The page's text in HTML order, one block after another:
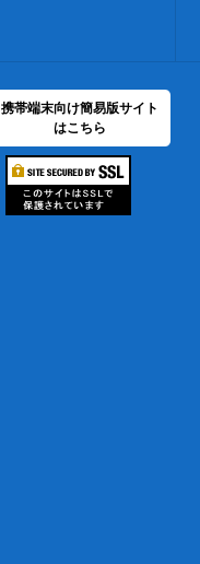
携帯端末向け簡易版サイト
はこちら